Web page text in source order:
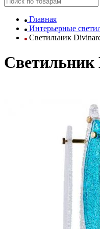
Главная
Интерьерные
Светильник
Светильник